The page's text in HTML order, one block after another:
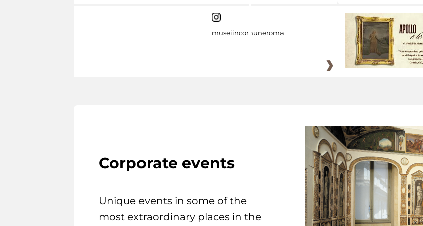
museiincomuneroma
Corporate events
Unique events in some of the
most extraordinary places in the